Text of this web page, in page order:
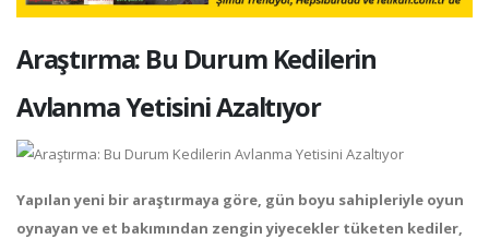
Araştırma: Bu Durum Kedilerin
Avlanma Yetisini Azaltıyor
Yapılan yeni bir araştırmaya göre, gün boyu sahipleriyle oyun
oynayan ve et bakımından zengin yiyecekler tüketen kediler,